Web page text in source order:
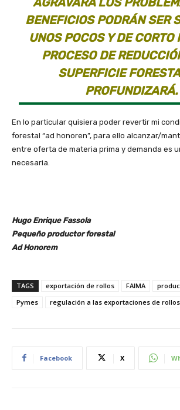
BENEFICIOS PODRÁN SER
UNOS POCOS Y DE CORTO
PROCESO DE
SUPERFICIE
PROFUNDIZARÁ.
En lo particular quisiera poder revertir mi
forestal “ad honoren”, para ello alcanzar/
entre oferta de materia prima y demanda es
necesaria.
Hugo Enrique Fassola
Pequeño productor forestal
Ad Honorem
TAGS exportación de rollos FAIMA
Pymes
regulación a las exportaciones de
Facebook X